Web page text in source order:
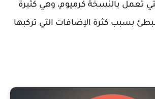
تعمل بالنسخة كرميوم، وهي كثيرة
بسبب كثرة الإضافات التي تركبها